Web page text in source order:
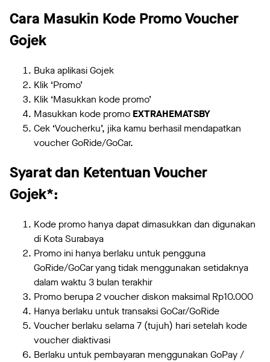
Cara Masukin Kode Promo Voucher
Gojek
Buka aplikasi Gojek
Klik ‘Promo’
Klik ‘Masukkan kode promo’
Masukkan kode promo EXTRAHEMATSBY
Cek ‘Voucherku’, jika kamu berhasil mendapatkan
voucher GoRide/GoCar.
Syarat dan Ketentuan Voucher
Gojek*:
Kode promo hanya dapat dimasukkan dan digunakan
di Kota Surabaya
Promo ini hanya berlaku untuk pengguna
GoRide/GoCar yang tidak menggunakan setidaknya
dalam waktu 3 bulan terakhir
Promo berupa 2 voucher diskon maksimal Rp10.000
Hanya berlaku untuk transaksi GoCar/GoRide
Voucher berlaku selama 7 (tujuh) hari setelah kode
voucher diaktivasi
Berlaku untuk pembayaran menggunakan GoPay /